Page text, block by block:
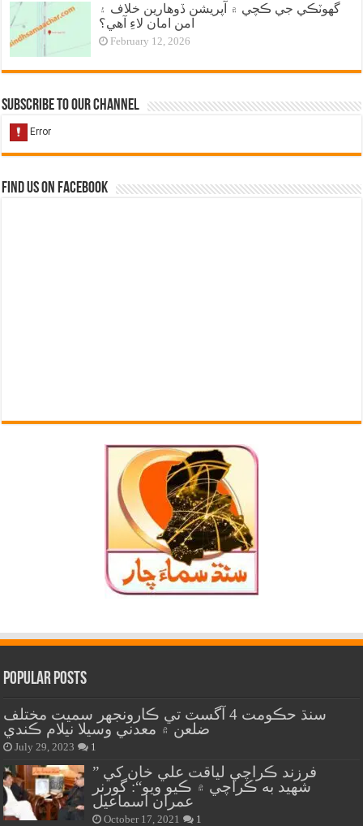
گهوٽڪي جي ڪچي ۾ آپريشن ڏوهارين خلاف ۽
امن امان لاءِ آهي؟
February 12, 2026
Subscribe to our Channel
Find us on Facebook
Popular Posts
سنڌ حڪومت 4 آگسٽ تي ڪارونجهر سميت مختلف
ضلعن ۾ معدني وسيلا نيلام ڪندي
July 29, 2023 1
” فرزند ڪراچي لياقت علي خان کي
شهيد به ڪراچي ۾ ڪيو ويو“: گورنر
عمران اسماعيل
October 17, 2021 1